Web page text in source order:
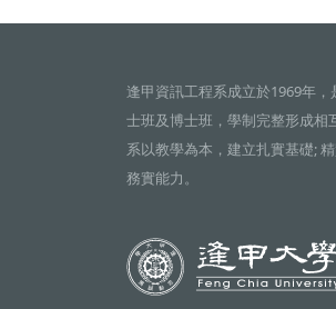
逢甲資訊工程系成立於1969年
士班及博士班，學制完整形成相
系以教學為本，建立扎實基礎;
務實能力。